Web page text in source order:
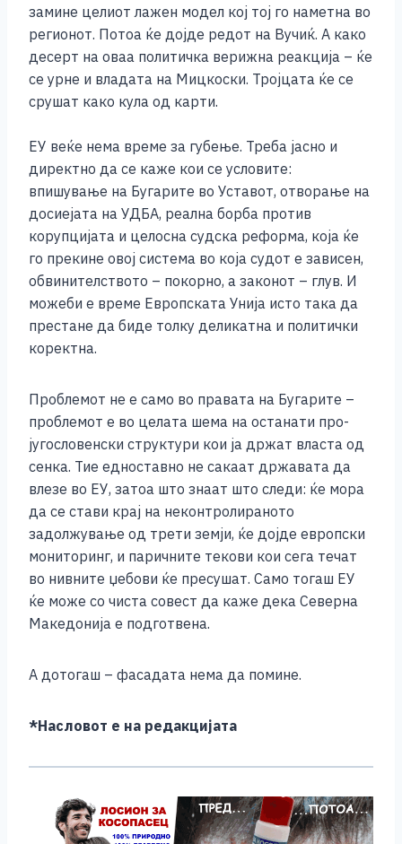
замине целиот лажен модел кој тој го наметна во
регионот. Потоа ќе дојде редот на Вучиќ. А како
десерт на оваа политичка верижна реакција – ќе
се урне и владата на Мицкоски. Тројцата ќе се
срушат како кула од карти.
ЕУ веќе нема време за губење. Треба јасно и
директно да се каже кои се условите:
впишување на Бугарите во Уставот, отворање на
досиејата на УДБА, реална борба против
корупцијата и целосна судска реформа, која ќе
го прекине овој система во која судот е зависен,
обвинителството – покорно, а законот – глув. И
можеби е време Европската Унија исто така да
престане да биде толку деликатна и политички
коректна.
Проблемот не е само во правата на Бугарите –
проблемот е во целата шема на останати про-
југословенски структури кои ја држат власта од
сенка. Тие едноставно не сакаат државата да
влезе во ЕУ, затоа што знаат што следи: ќе мора
да се стави крај на неконтролираното
задолжување од трети земји, ќе дојде европски
мониторинг, и паричните текови кои сега течат
во нивните џебови ќе пресушат. Само тогаш ЕУ
ќе може со чиста совест да каже дека Северна
Македонија е подготвена.
А дотогаш – фасадата нема да помине.
*Насловот е на редакцијата